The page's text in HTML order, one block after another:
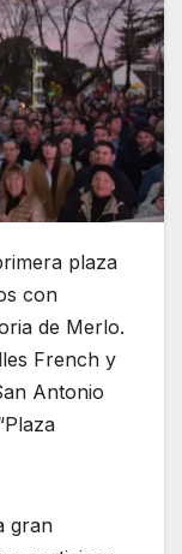
plaza
con
de Merlo.
French y
Antonio
gran